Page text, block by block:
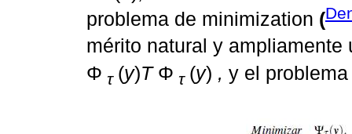
problema de minimization (
mérito natural y
Φ τ (y)TΦ τ (y) , y el